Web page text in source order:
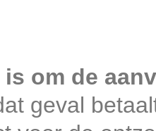
om de
geval